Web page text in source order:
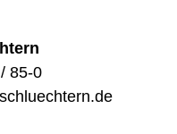
85-0